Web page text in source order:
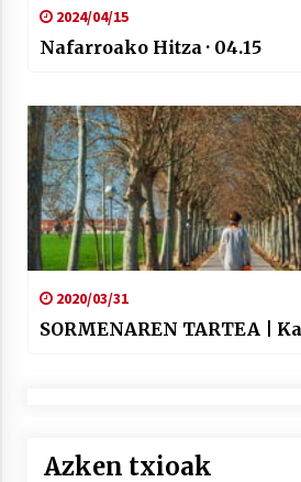
2024/04/15
Nafarroako Hitza · 04.15
2020/03/31
SORMENAREN TARTEA |
Azken txioak